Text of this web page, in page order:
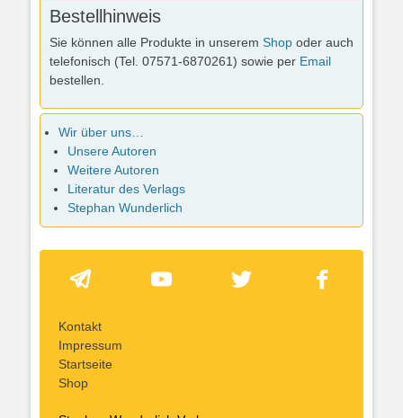
Bestellhinweis
Sie können alle Produkte in unserem Shop oder auch
telefonisch (Tel. 07571-6870261) sowie per Email
bestellen.
Wir über uns…
Unsere Autoren
Weitere Autoren
Literatur des Verlags
Stephan Wunderlich
Kontakt
Impressum
Startseite
Shop